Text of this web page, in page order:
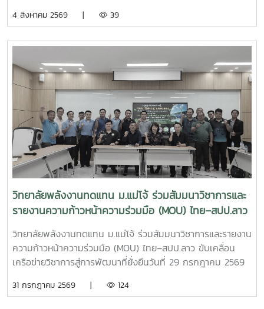
พัฒนาชุมชน การเข้าร่วมประชุมครั้งนี้นับเป็นโอกาสสำคัญในการ
พร้อมแลกเปลี่ยนองค์ความรู้กับเครือข่ายผู้เชี่ยวชาญ ซึ่งสามารถ
นำมาประยุกต์ใช้ในการสนับสนุนพันธกิจของวิทยาลัยพลังงาน
ทดแทน ทั้งด้านการวิจัย การบริการวิชาการ และการถ่ายทอด
เทคโนโลยีสู่ชุมชน เพื่อยกระดับคุณภาพชีวิตของประชาชนและ
สร้างการพัฒนาที่ยั่งยืนวิทยาลัยพลังงานทดแทน มหาวิทยาลัย
แม่โจ้ มุ่งมั่นพัฒนาองค์ความรู้และนวัตกรรมด้านพลังงานและ
เทคโนโลยีที่เหมาะสม เพื่อสร้างผลกระทบเชิงบวกต่อสังคม
ชุมชน และเศรษฐกิจฐานราก พร้อมขับเคลื่อนการพัฒนาประเทศ
สู่ความยั่งยืน
พลังงานทดแทน ร่วมกับ สำนักงานพัฒนาฝีมือแรงงานลำพูน
(Memorandum of Understanding : MOU) ณ ห้องประชุม
รวงผึ้ง ชั้น 5 สำนักงานมหาวิทยาลัย มหาวิทยาลัยแม่โจ้ พิธีลง
นามได้รับเกียรติจาก ผู้ช่วยศาสตราจารย์ ดร.สุริยจรัส เตชะตัน
มีนสกุล รองอธิการบดีมหาวิทยาลัยแม่โจ้ (ผู้แทนอธิการบดี) และ
นายกษิดิจ ทับทิม ผู้อำนวยการสำนักงานพัฒนาฝีมือแรงงาน
ลำพูน เป็นผู้ลงนามร่วมกัน โดยมี ผู้ช่วยศาสตราจารย์ ดร.นิ
กราน หอมดวง คณบดีวิทยาลัยพลังงานทดแทน มหาวิทยาลัยแม่
โจ้และ นายเกรียงศักดิ์ ธรรมวัตร ผู้อำนวยการกลุ่มงานพัฒนา
ฝีมือแรงงาน ร่วมลงนามเป็นพยาน ความร่วมมือในครั้งนี้มีเป้า
หมายในการพัฒนาและปรับปรุงหลักสูตร “การเชื่อมอาร์กโลหะ
อุปกรณ์ทางพลังงานและอุตสาหกรรมด้วยมือ” ให้สอดคล้องกับ
มาตรฐานวิชาชีพและความต้องการของภาคอุตสาหกรรม พร้อม
ทั้งร่วมกันจัดฝึกอบรมและทดสอบมาตรฐานฝีมือแรงงานให้แก่
นักศึกษา แรงงาน และผู้สนใจทั่วไป เพื่อยกระดับทักษะวิชาชีพและ
เพิ่มขีดความสามารถของกำลังคนไทยความร่วมมือครอบคลุม
การดำเนินงานในด้านต่าง ๆ ได้แก่- พัฒนาและปรับปรุงหลักสูตร
ด้านการเชื่อมอาร์กโลหะอุปกรณ์พลังงานและอุตสาหกรรม -
4 สิงหาคม 2569 | 39
วิทยาลัยพลังงานทดแทน ม.แม่โจ้ ร่วมสัมมนาวิชาการและ
รายงานความก้าวหน้าความร่วมมือ (MOU) ไทย–สปป.ลาว
ขับเคลื่อนเครือข่ายวิชาการสู่การพัฒนาที่ยั่งยืน
วิทยาลัยพลังงานทดแทน ม.แม่โจ้ ร่วมสัมมนาวิชาการและรายงาน
ความก้าวหน้าความร่วมมือ (MOU) ไทย–สปป.ลาว ขับเคลื่อน
เครือข่ายวิชาการสู่การพัฒนาที่ยั่งยืนวันที่ 29 กรกฎาคม 2569
ศาสตราจารย์ ดร.นิกราน หอมดวง คณบดีวิทยาลัยพลังงาน
31 กรกฎาคม 2569 | 124